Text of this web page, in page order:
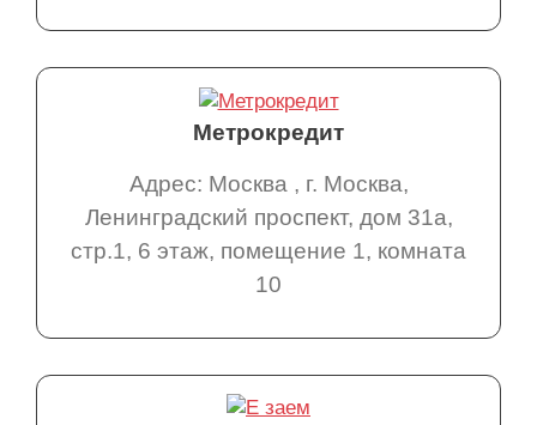
Метрокредит
Адрес: Москва , г. Москва,
Ленинградский проспект, дом 31a,
стр.1, 6 этаж, помещение 1, комната
10